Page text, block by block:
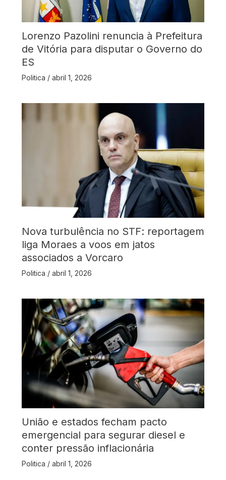
Lorenzo Pazolini renuncia à Prefeitura
de Vitória para disputar o Governo do
ES
Politica / abril 1, 2026
Nova turbulência no STF: reportagem
liga Moraes a voos em jatos
associados a Vorcaro
Politica / abril 1, 2026
União e estados fecham pacto
emergencial para segurar diesel e
conter pressão inflacionária
Politica / abril 1, 2026